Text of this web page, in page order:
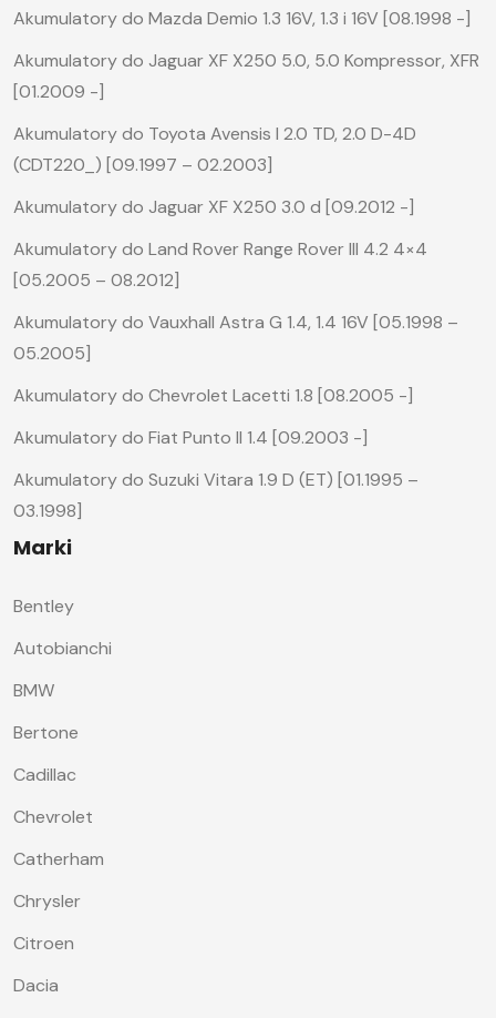
Akumulatory do Mazda Demio 1.3 16V, 1.3 i 16V [08.1998 -]
Akumulatory do Jaguar XF X250 5.0, 5.0 Kompressor, XFR
[01.2009 -]
Akumulatory do Toyota Avensis I 2.0 TD, 2.0 D-4D
(CDT220_) [09.1997 – 02.2003]
Akumulatory do Jaguar XF X250 3.0 d [09.2012 -]
Akumulatory do Land Rover Range Rover III 4.2 4×4
[05.2005 – 08.2012]
Akumulatory do Vauxhall Astra G 1.4, 1.4 16V [05.1998 –
05.2005]
Akumulatory do Chevrolet Lacetti 1.8 [08.2005 -]
Akumulatory do Fiat Punto II 1.4 [09.2003 -]
Akumulatory do Suzuki Vitara 1.9 D (ET) [01.1995 –
03.1998]
Marki
Bentley
Autobianchi
BMW
Bertone
Cadillac
Chevrolet
Catherham
Chrysler
Citroen
Dacia